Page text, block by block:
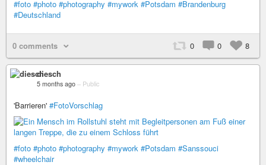
#foto #photo #photography #mywork #Potsdam #Brandenburg
#Deutschland
0 comments 0 0 8
diesch
5 months ago – Public
'Barrieren' #FotoVorschlag
#foto #photo #photography #mywork #Potsdam #Sanssouci
#wheelchair